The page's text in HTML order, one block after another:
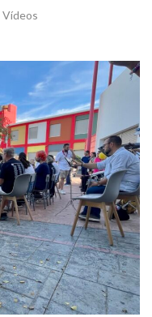
Vídeos